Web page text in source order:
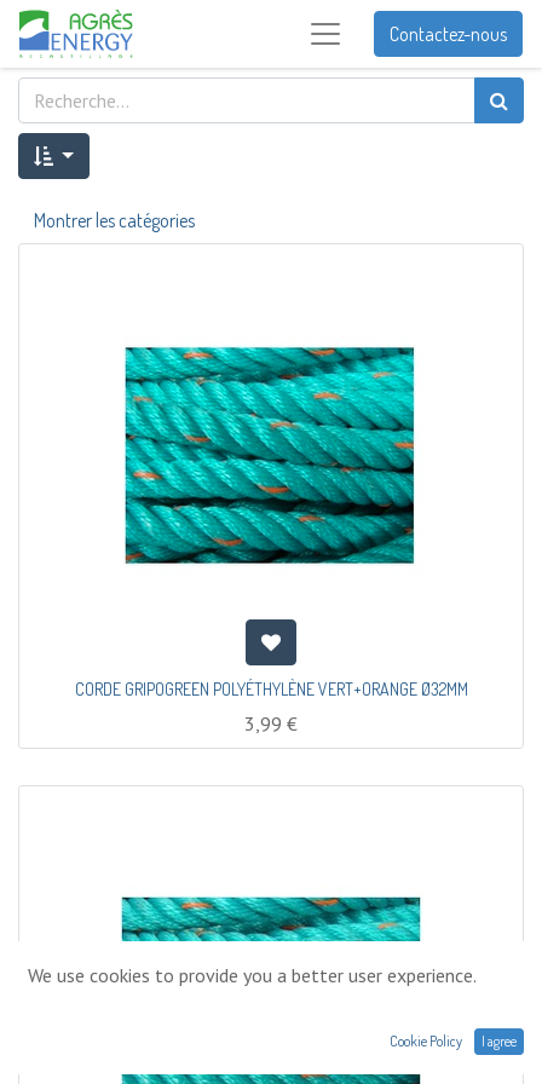
Contactez-nous
Montrer les catégories
CORDE GRIPOGREEN POLYÉTHYLÈNE VERT+ORANGE Ø32MM
3,99 €
We use cookies to provide you a better user experience.
Cookie Policy I agree